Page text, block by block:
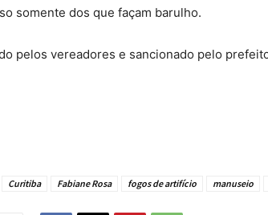
somente dos que façam barulho.
pelos vereadores e sancionado pelo
Curitiba Fabiane Rosa fogos de artifício manuseio